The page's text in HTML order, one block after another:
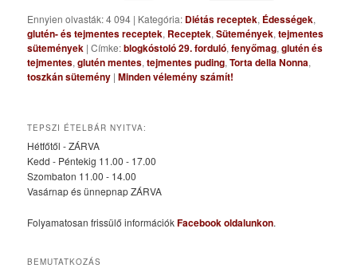
Ennyien olvasták: 4 094 | Kategória: Diétás receptek, Édességek,
glutén- és tejmentes receptek, Receptek,Sütemények,tejmentes
sütemények |Címke:blogkóstoló 29. forduló,fenyőmag,glutén és
tejmentes,glutén mentes,tejmentes puding,Torta della Nonna,
toszkán sütemény |Minden vélemény számít!
TEPSZI ÉTELBÁR NYITVA:
Hétfőtől - ZÁRVA
Kedd - Péntekig 11.00 - 17.00
Szombaton 11.00 - 14.00
Vasárnap és ünnepnap ZÁRVA
Folyamatosan frissülő információkFacebook oldalunkon.
BEMUTATKOZÁS